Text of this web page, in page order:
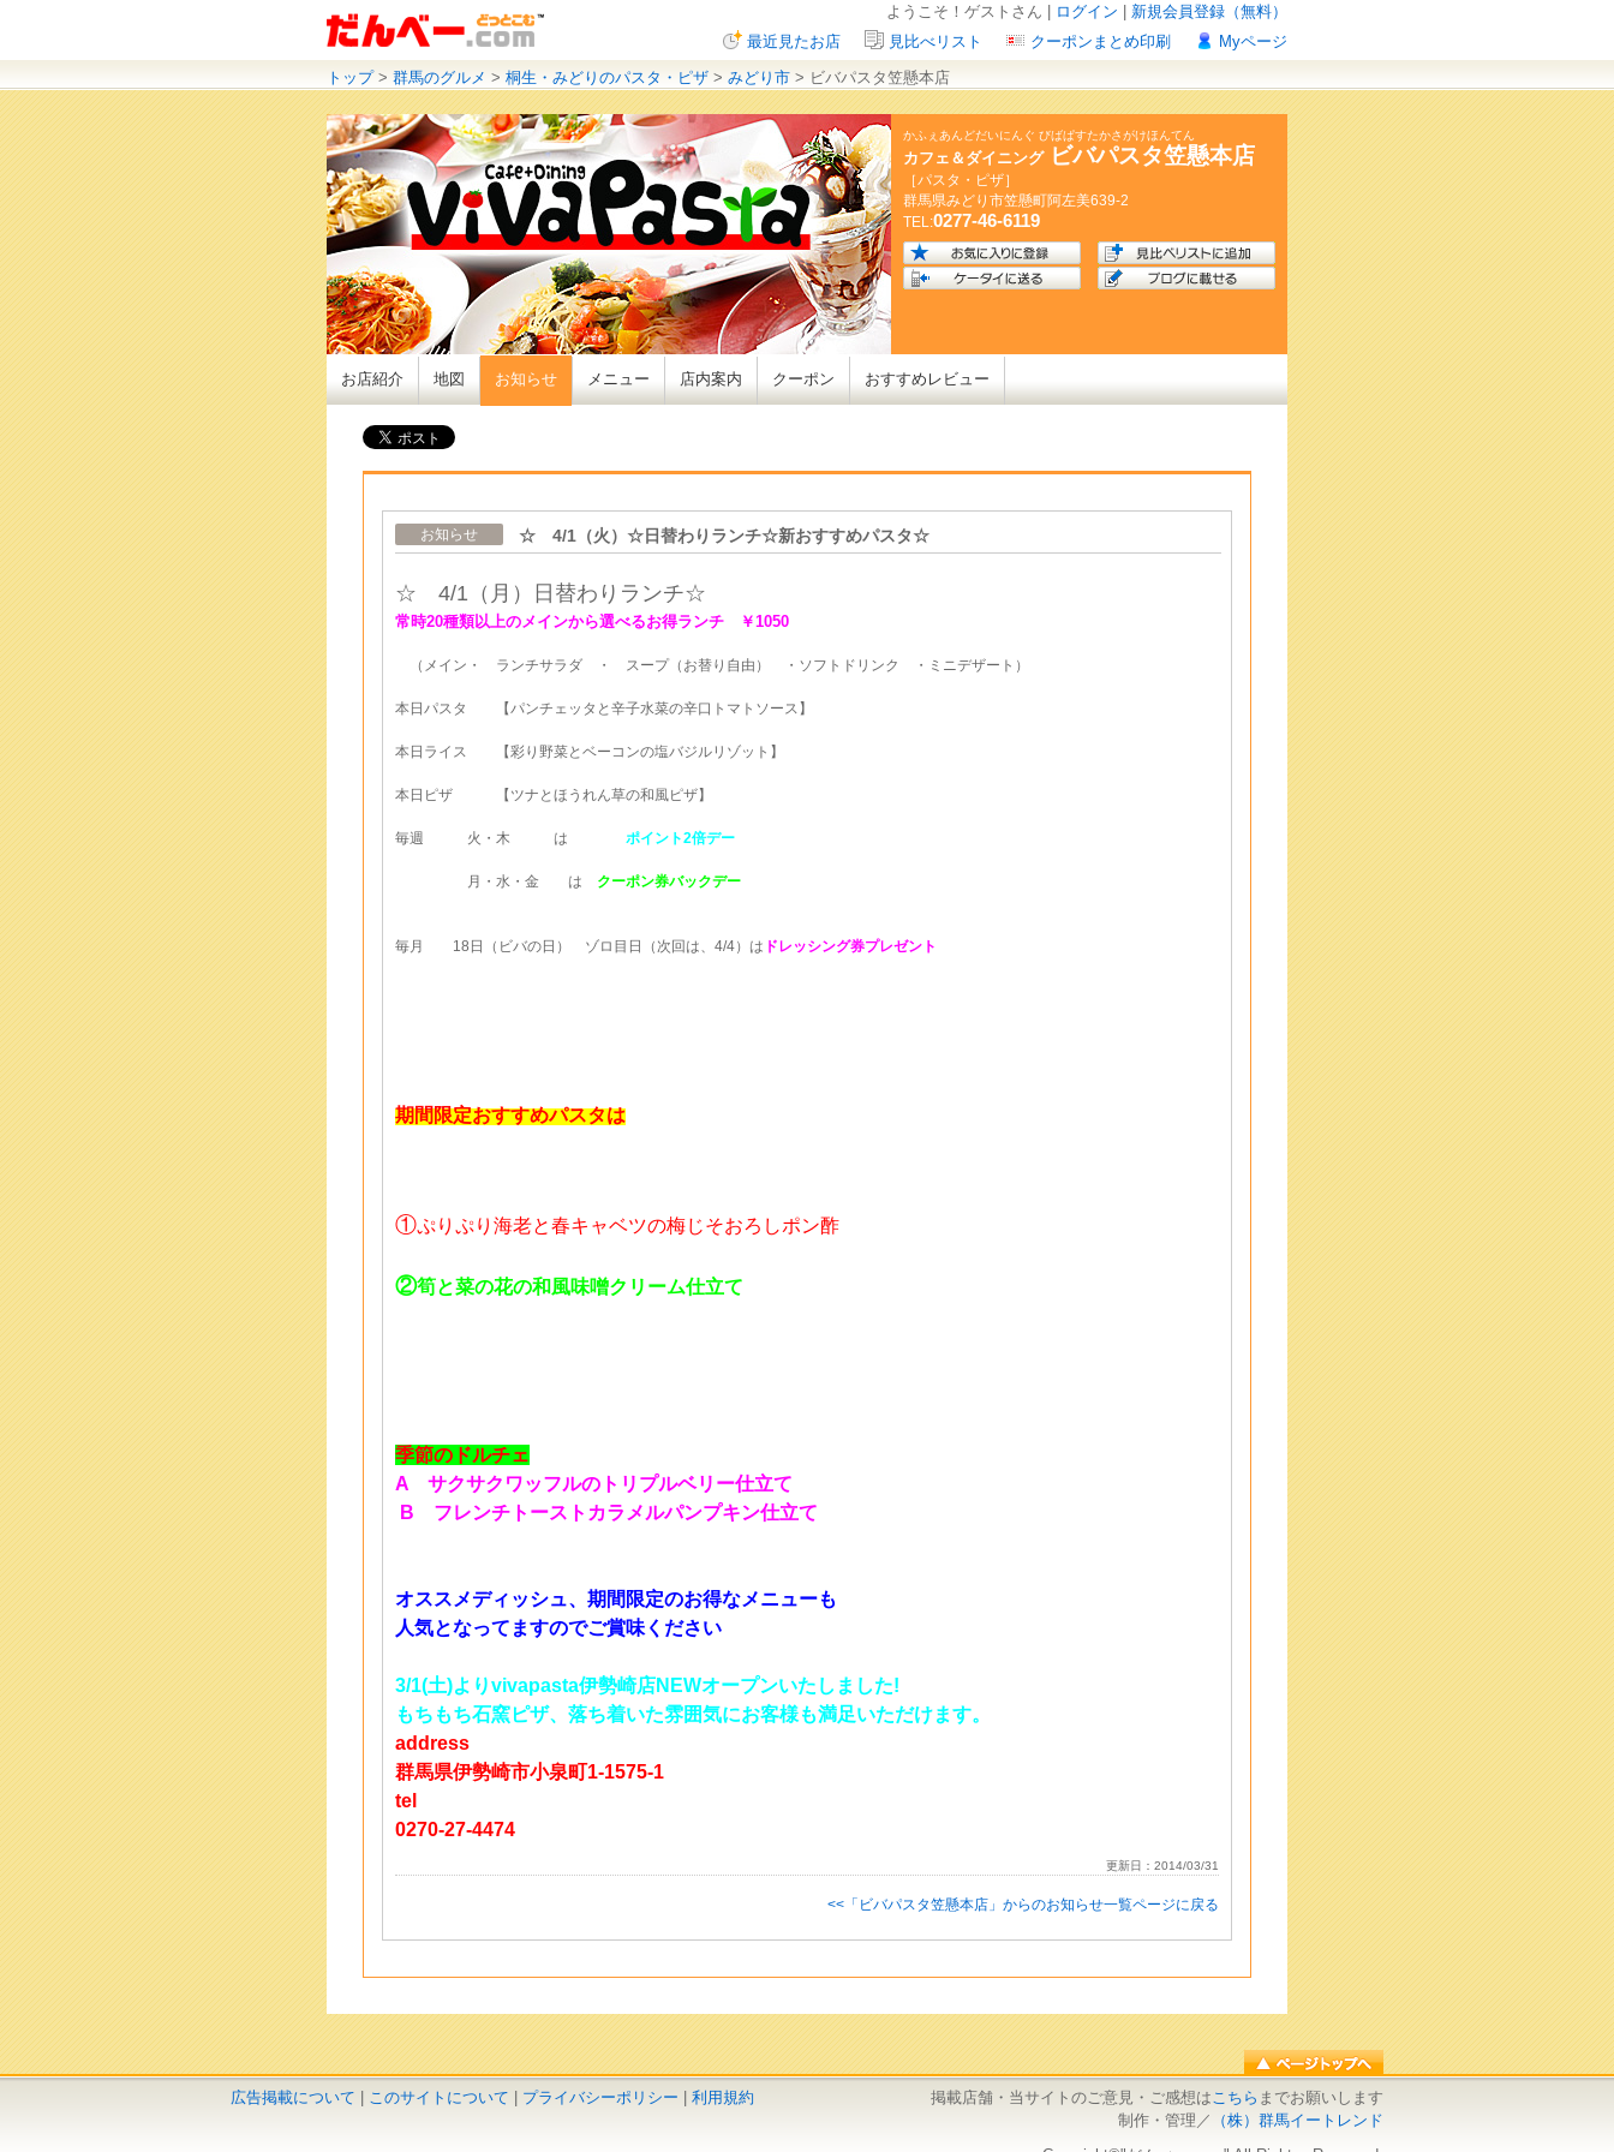
新規会員登録（無料）
ログイン
ようこそ！ゲストさん |
Myページ
クーポンまとめ印刷
見比べリスト
最近見たお店
トップ> 群馬のグルメ > 桐生・みどりのパスタ・ピザ > みどり市 > ビバパスタ笠懸本店
かふぇあんどだいにんぐ びばぱすたかさがけほんてん
カフェ＆ダイニング ビバパスタ笠懸本店
［パスタ・ピザ］
群馬県みどり市笠懸町阿左美639-2
TEL:0277-46-6119
お店紹介 地図 お知らせ メニュー 店内案内 クーポン おすすめレビュー
お知らせ ☆ 4/1（火）☆日替わりランチ☆新おすすめパスタ☆
☆ 4/1 （月 ）日替わりランチ☆
常時20種類以上のメインから選べるお得ランチ ￥1050
（メイン・ ランチサラダ ・ スープ（お替り自由） ・ソフトドリンク ・ミニデザート）
本日パスタ 【パンチェッタと辛子水菜の辛口トマトソース】
本日ライス 【彩り野菜とベーコンの塩バジルリゾット】
本日ピザ 【ツナとほうれん草の和風ピザ】
毎週 火・木 は ポイント2倍デー
月・水・金 は クーポン券バックデー
毎月 18日（ビバの日） ゾロ目日（次回は、4/4）は ドレッシング券プレゼント
期間限定おすすめパスタは
①ぷりぷり海老と春キャベツの梅じそおろしポン酢
②筍と菜の花の和風味噌クリーム仕立て
季節のドルチェ
A サクサクワッフルのトリプルベリー仕立て
B フレンチトーストカラメルパンプキン仕立て
オススメディッシュ、期間限定のお得なメニューも
人気となってますのでご賞味ください
3/1(土)よりvivapasta伊勢崎店NEWオープンいたしました!
もちもち石窯ピザ、落ち着いた雰囲気にお客様も満足いただけます。
address
群馬県伊勢崎市小泉町1-1575-1
tel
0270-27-4474
更新日：2014/03/31
<<「ビバパスタ笠懸本店」からのお知らせ一覧ページに戻る
広告掲載について このサイトについて プライバシーポリシー 利用規約 掲載店舗・当サイトのご意見・ご感想はこちら までお願いします
制作・管理／
（株）群馬イートレンド